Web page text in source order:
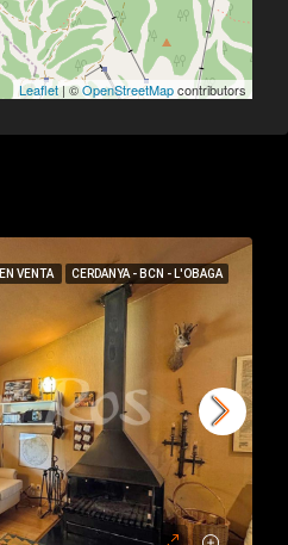
Leaflet| ©OpenStreetMapcontributors
EN VENTA CERDANYA - BCN - L'OBAGA